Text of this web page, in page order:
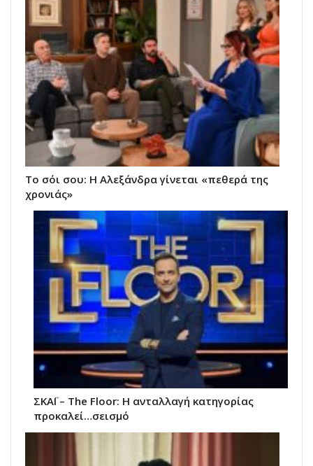
Το σόι σου: Η Αλεξάνδρα γίνεται «πεθερά της
χρονιάς»
ΣΚΑΪ – The Floor: Η ανταλλαγή κατηγορίας
προκαλεί…σεισμό